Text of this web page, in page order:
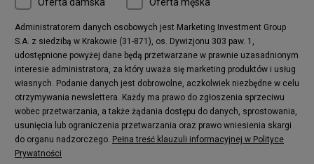
Oferta damska Oferta męska
Administratorem danych osobowych jest Marketing Investment Group
S.A. z siedzibą w Krakowie (31-871), os. Dywizjonu 303 paw. 1,
udostępnione powyżej dane będą przetwarzane w prawnie uzasadnionym
interesie administratora, za który uważa się marketing produktów i usług
własnych. Podanie danych jest dobrowolne, aczkolwiek niezbędne w celu
otrzymywania newslettera. Każdy ma prawo do zgłoszenia sprzeciwu
wobec przetwarzania, a także żądania dostępu do danych, sprostowania,
usunięcia lub ograniczenia przetwarzania oraz prawo wniesienia skargi
do organu nadzorczego. Pełna treść klauzuli informacyjnej w Polityce
Prywatności